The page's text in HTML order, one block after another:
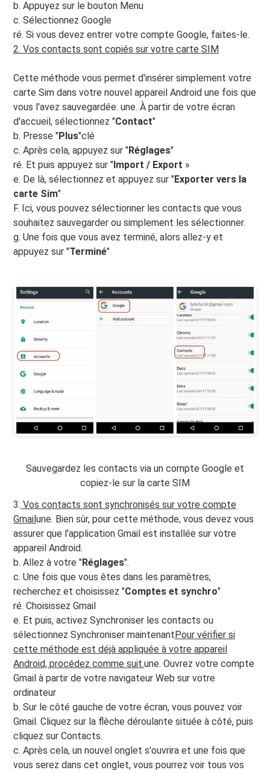
b. Appuyez sur le bouton Menu
c. Sélectionnez Google
ré. Si vous devez entrer votre compte Google, faites-le.
2. Vos contacts sont copiés sur votre carte SIM
Cette méthode vous permet d'insérer simplement votre
carte Sim dans votre nouvel appareil Android une fois que
vous l'avez sauvegardée. une. À partir de votre écran
d'accueil, sélectionnez "Contact"
b. Presse "Plus"clé
c. Après cela, appuyez sur "Réglages"
ré. Et puis appuyez sur "Import / Export »
e. De là, sélectionnez et appuyez sur "Exporter vers la
carte Sim"
F. Ici, vous pouvez sélectionner les contacts que vous
souhaitez sauvegarder ou simplement les sélectionner.
g. Une fois que vous avez terminé, alors allez-y et
appuyez sur "Terminé"
Sauvegardez les contacts via un compte Google et
copiez-le sur la carte SIM
3. Vos contacts sont synchronisés sur votre compte
Gmailune. Bien sûr, pour cette méthode, vous devez vous
assurer que l'application Gmail est installée sur votre
appareil Android.
b. Allez à votre "Réglages".
c. Une fois que vous êtes dans les paramètres,
recherchez et choisissez "Comptes et synchro"
ré. Choisissez Gmail
e. Et puis, activez Synchroniser les contacts ou
sélectionnez Synchroniser maintenant Pour vérifier si
cette méthode est déjà appliquée à votre appareil
Android, procédez comme suit.une. Ouvrez votre compte
Gmail à partir de votre navigateur Web sur votre
ordinateur
b. Sur le côté gauche de votre écran, vous pouvez voir
Gmail. Cliquez sur la flèche déroulante située à côté, puis
cliquez sur Contacts.
c. Après cela, un nouvel onglet s'ouvrira et une fois que
vous serez dans cet onglet, vous pourrez voir tous vos